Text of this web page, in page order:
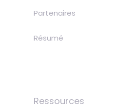
Partenaires
Résumé
Ressources